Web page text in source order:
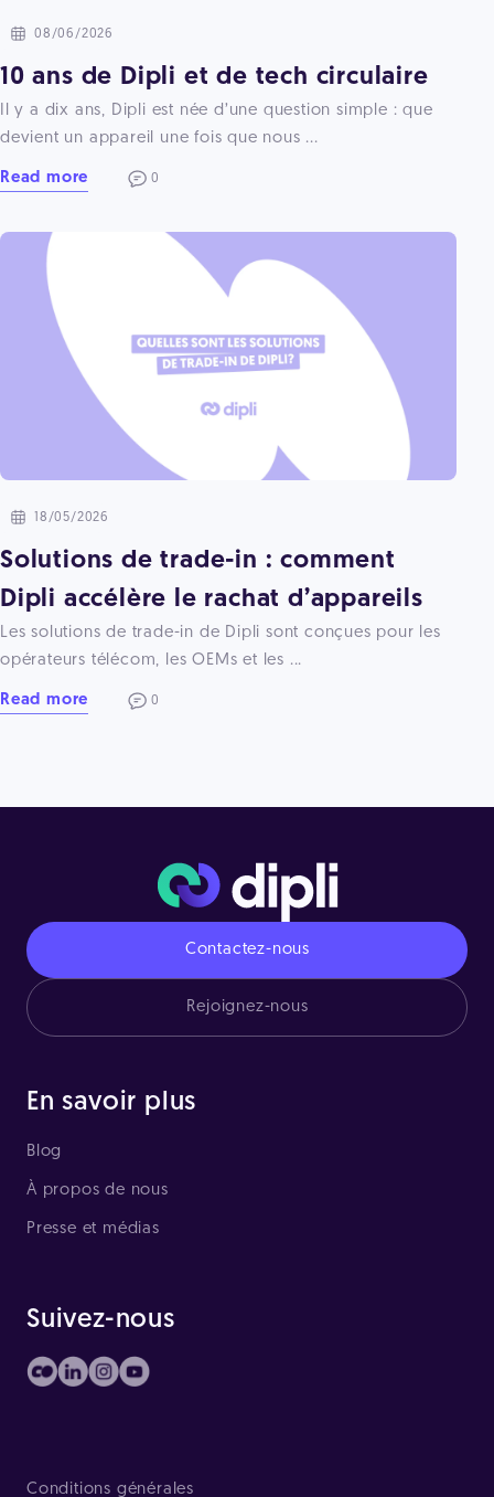
08/06/2026
10 ans de Dipli et de tech circulaire
Il y a dix ans, Dipli est née d’une question simple : que
devient un appareil une fois que nous ...
Read more 0
18/05/2026
Solutions de trade-in : comment
Dipli accélère le rachat d’appareils
Les solutions de trade-in de Dipli sont conçues pour les
opérateurs télécom, les OEMs et les ...
Read more 0
Contactez-nous
Rejoignez-nous
En savoir plus
Blog
À propos de nous
Presse et médias
Suivez-nous
Conditions générales